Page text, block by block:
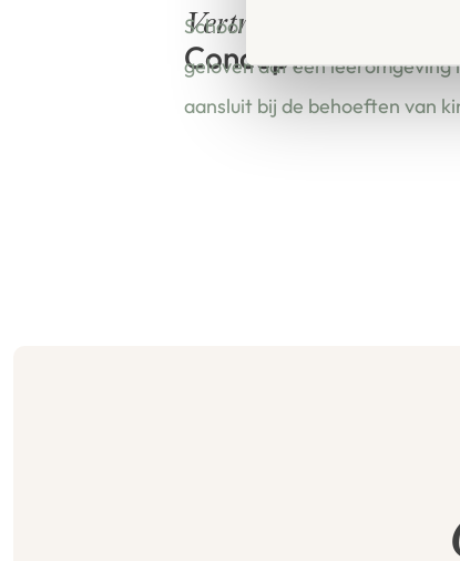
Vertrouwd
Concept
School Concept is de
geloven dat een
aansluit bij de behoeften van